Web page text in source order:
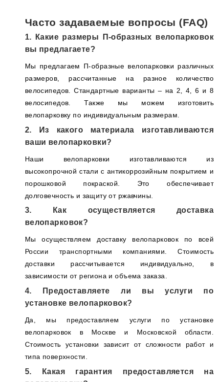
Часто задаваемые вопросы (FAQ)
1. Какие размеры П-образных велопарковок
вы предлагаете?
Мы предлагаем П-образные велопарковки различных
размеров, рассчитанные на разное количество
велосипедов. Стандартные варианты – на 2, 4, 6 и 8
велосипедов. Также мы можем изготовить
велопарковку по индивидуальным размерам.
2. Из какого материала изготавливаются
ваши велопарковки?
Наши велопарковки изготавливаются из
высокопрочной стали с антикоррозийным покрытием и
порошковой покраской. Это обеспечивает
долговечность и защиту от ржавчины.
3. Как осуществляется доставка
велопарковок?
Мы осуществляем доставку велопарковок по всей
России транспортными компаниями. Стоимость
доставки рассчитывается индивидуально, в
зависимости от региона и объема заказа.
4. Предоставляете ли вы услуги по
установке велопарковок?
Да, мы предоставляем услуги по установке
велопарковок в Москве и Московской области.
Стоимость установки зависит от сложности работ и
типа поверхности.
5. Какая гарантия предоставляется на